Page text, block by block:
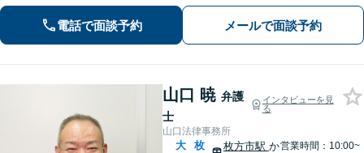
策を一緒に考えていきましょう！【土
曜・夜間◎】
電話で面談予約 メールで面談予約
山口 暁 弁護
士
インタビューを見
る
山口法律事務所
大
枚
枚方市駅 か営業時間：10:00~